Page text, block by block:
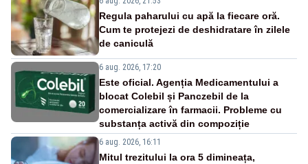
Regula paharului cu apă la fiecare oră.
Cum te protejezi de deshidratare în zilele
de caniculă
6 aug. 2026, 17:20
Este oficial. Agenția Medicamentului a
blocat Colebil și Panczebil de la
comercializare în farmacii. Probleme cu
substanța activă din compoziție
6 aug. 2026, 16:11
Mitul trezitului la ora 5 dimineața,